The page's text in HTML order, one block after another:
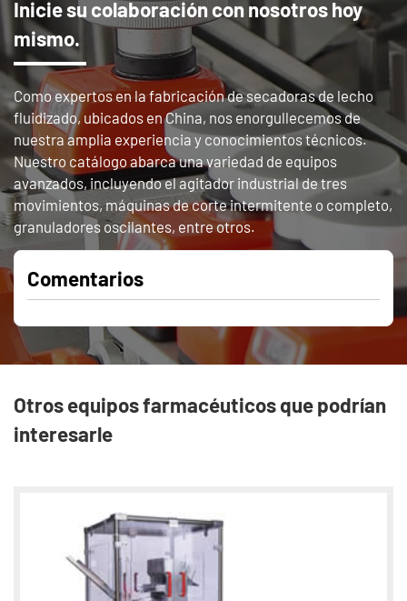
Inicie su colaboración con nosotros hoy
mismo.
Como expertos en la fabricación de secadoras de lecho
fluidizado, ubicados en China, nos enorgullecemos de
nuestra amplia experiencia y conocimientos técnicos.
Nuestro catálogo abarca una variedad de equipos
avanzados, incluyendo el agitador industrial de tres
movimientos, máquinas de corte intermitente o completo,
granuladores oscilantes, entre otros.
Comentarios
Otros equipos farmacéuticos que podrían
interesarle